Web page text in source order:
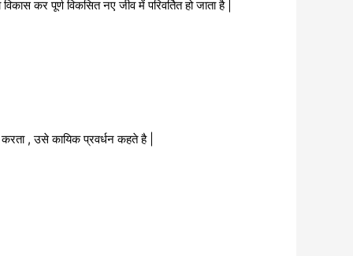
कर पूर्ण विकसित नए जीव में परिवर्तित हो जाता है |
, उसे कायिक प्रवर्धन कहते है |